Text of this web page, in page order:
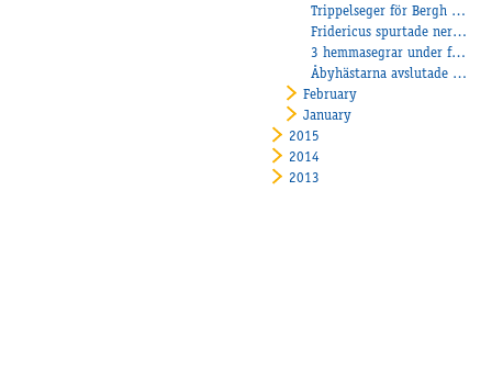
Trippelseger för Bergh på Kalmar+ En seger i Frankrike!
Fridericus spurtade ner allt!
3 hemmasegrar under fullsatt Tjejkväll!
Åbyhästarna avslutade Axevallas Lunchtrav!
February
January
2015
2014
2013